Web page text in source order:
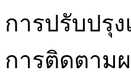
การปรับปรุ
การติดตาม